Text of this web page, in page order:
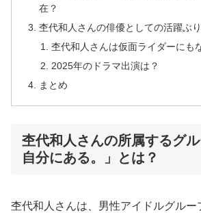
在？
杢代和人さんの俳優としての活躍ぶ
杢代和人さんは仮面ライダーにも
2025年のドラマ出演は？
まとめ
杢代和人さんの所属するグ
自分にある。」とは？
杢代和人さんは、男性アイドルグルー